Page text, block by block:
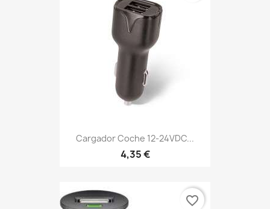
Cargador Coche 12-24VDC...
4,35 €
favorite_border